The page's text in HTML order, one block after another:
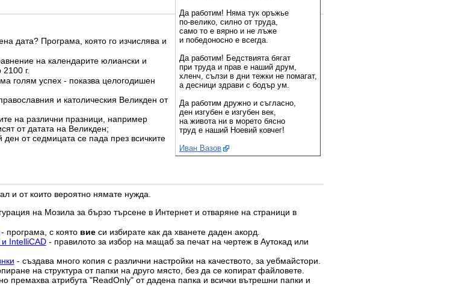
Да работим! Няма тук оръжье
по-велико, силно от труда,
само то е вярно и не лъже
и победоносно е всегда.
Да работим! Бедствията бягат
при труда и прав е наший друм,
хленч, сълзи в дни тежки не помагат,
а десници здрави с бодър ум.
Да работим дружно и съгласно,
ден изгубен е изгубен век,
на живота ни в морето бясно
труд е наший Ноевий ковчег!
Иван Вазов
дата? Програма, която го изчислява и
на календарите юлиански и
2100 г.
голям успех - показва целогодишен
и католическия Великден от
на различни празници, например
от датата на Великден;
ден от седмицата се пада през всичките
и от които вероятно нямате нужда.
на Мозила за бързо търсене в Интернет и отваряне на страници в
програма, с която виеси избирате как да хванете даден акорд.
IntelliCAD- правилото за избор на мащаб за печат на чертеж в Аутокад или
- създава много копия с различни настройки на качеството, за уебмайстори.
на структура от папки на друго място, без да се копират файловете.
премахва атрибутa "ReadOnly" от дадена папка и всички вътрешни папки и